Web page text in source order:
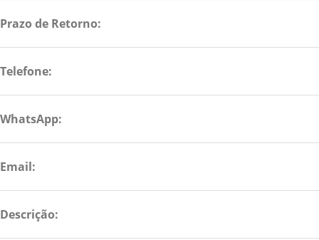
Prazo de Retorno:
Telefone:
WhatsApp:
Email:
Descrição: